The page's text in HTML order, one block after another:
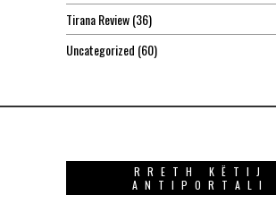
Tirana Review(36)
Uncategorized (60)
RRETH KËTIJ
ANTIPORTALI